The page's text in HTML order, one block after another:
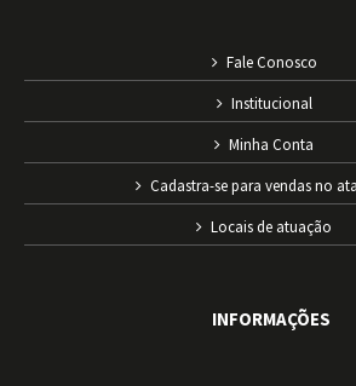
Fale Conosco
Institucional
Minha Conta
Cadastra-se para vendas no
Locais de atuação
INFORMAÇÕES